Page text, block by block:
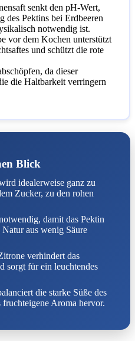
senkt den pH-Wert,
des Pektins bei Erdbeeren
notwendig ist.
vor dem Kochen unterstützt
und schützt die rote
da dieser
die Haltbarkeit verringern
Blick
idealerweise ganz zu
Zucker, zu den rohen
damit das Pektin
aus wenig Säure
verhindert das
sorgt für ein leuchtendes
die starke Süße des
fruchteigene Aroma hervor.